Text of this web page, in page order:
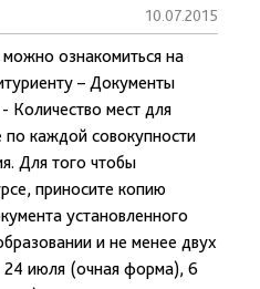
10.07.2015
ознакомиться на
– Документы
Количество мест для
по каждой совокупности
Для того чтобы
приносите копию
установленного
и не менее двух
июля (очная форма), 6